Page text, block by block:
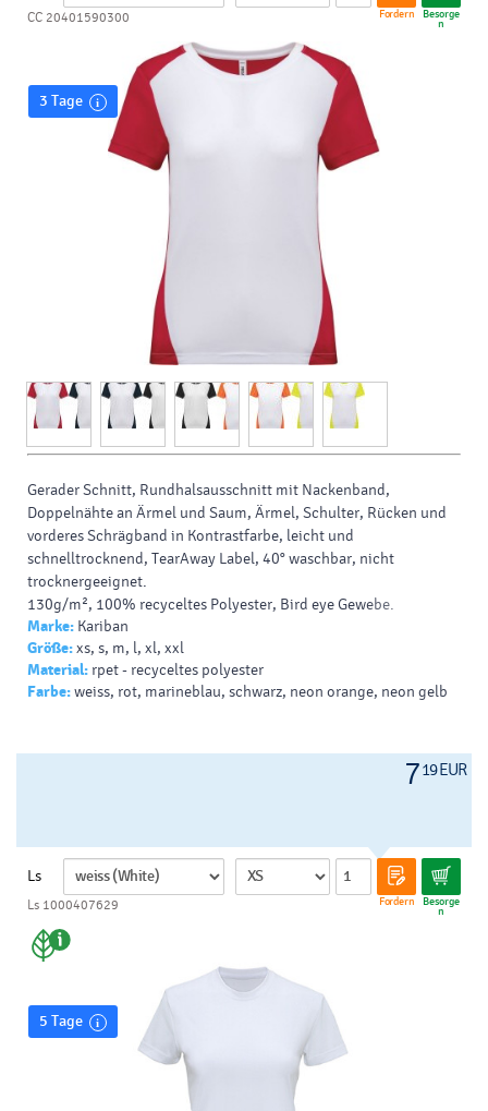
Fordern Besorge
n
CC 20401590300
3 Tage
Gerader Schnitt, Rundhalsausschnitt mit Nackenband,
Doppelnähtean Ärmel und Saum, Ärmel, Schulter, Rücken und
vorderes Schrägband in Kontrastfarbe, leicht und
schnelltrocknend, TearAway Label, 40° waschbar, nicht
trocknergeeignet.
130g/m², 100% recyceltes Polyester, Bird eyeGewebe.
Marke: Kariban
Größe:xs, s, m, l, xl, xxl
Material: rpet - recyceltes polyester
Farbe:weiss, rot, marineblau, schwarz, neon orange, neon gelb
719 EUR
Ls
Fordern Besorge
n
Ls 1000407629
5 Tage